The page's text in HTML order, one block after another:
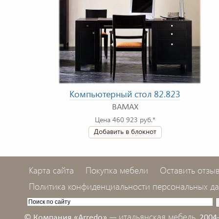
Компьютерный стол 82.823
BAMAX
Цена 460 923 руб.*
Добавить в блокнот
Карта сайта Покупка мебели
Оставить отзыв
Политика конфиденциальности персональных